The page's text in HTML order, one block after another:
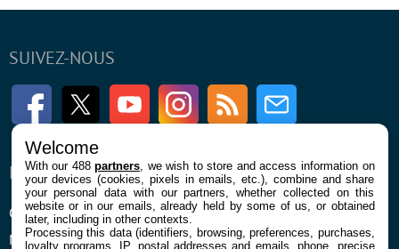
SUIVEZ-NOUS
FacebookTwitter Youtube InstagramRSS Newsletter
ENTREPRISE
Qui sommes nous
Mentions légales et CGU
À PROPOS
La rédaction
Contact
Welcome
With our 488partners , we wish to store and access information on
your devices (cookies, pixels in emails, etc.), combine and share
your personal data with our partners, whether collected on this
website or in our emails, already held by some of us, or obtained
later, including in other contexts.
Processing this data (identifiers, browsing, preferences, purchases,
loyalty programs, IP, postal addresses and emails, phone, precise